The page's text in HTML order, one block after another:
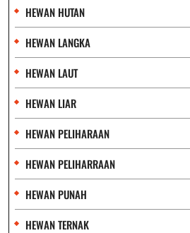
HEWAN HUTAN
HEWAN LANGKA
HEWAN LAUT
HEWAN LIAR
HEWAN PELIHARAAN
HEWAN PELIHARRAAN
HEWAN PUNAH
HEWAN TERNAK